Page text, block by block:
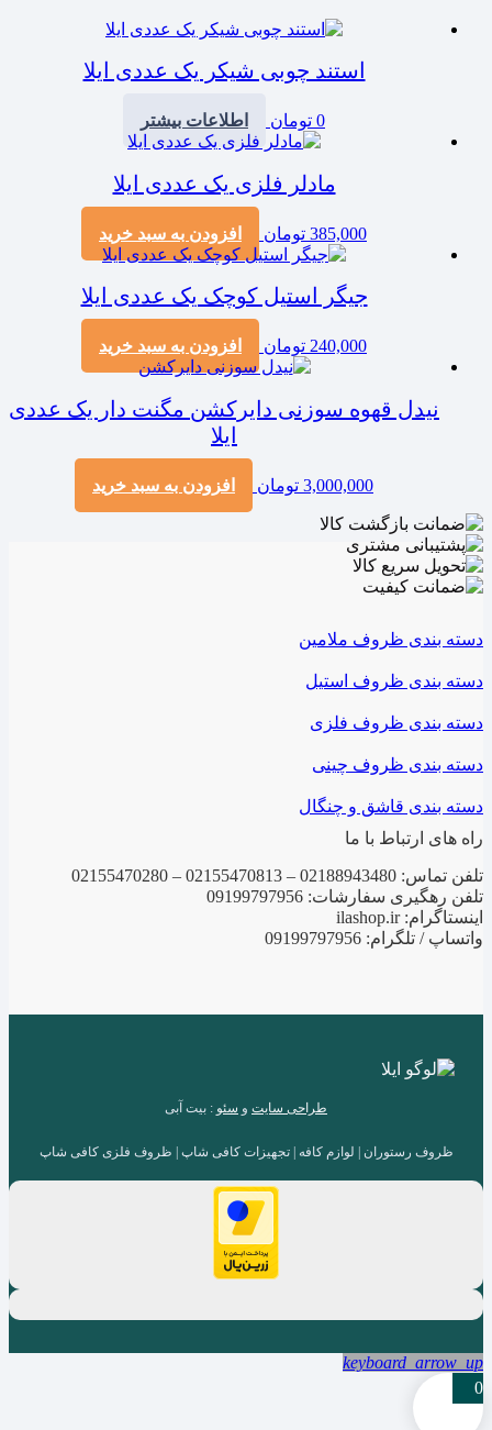
استند چوبی شیکر یک عددی ایلا
0 تومان اطلاعات بیشتر
مادلر فلزی یک عددی ایلا
385,000 تومان افزودن به سبد خرید
جیگر استیل کوچک یک عددی ایلا
240,000 تومان افزودن به سبد خرید
نیدل قهوه سوزنی دایرکشن مگنت دار یک عددی
ایلا
3,000,000 تومان افزودن به سبد خرید
دسته بندی ظروف ملامین
دسته بندی ظروف استیل
دسته بندی ظروف فلزی
دسته بندی ظروف چینی
دسته بندی قاشق و چنگال
راه های ارتباط با ما
تلفن تماس: 02188943480 – 02155470813 – 02155470280
تلفن رهگیری سفارشات: 09199797956
اینستاگرام: ilashop.ir
واتساپ / تلگرام: 09199797956
طراحی سایت و سئو : بیت آبی
ظروف رستوران | لوازم کافه | تجهیزات کافی شاپ | ظروف فلزی کافی شاپ
keyboard_arrow_up
0